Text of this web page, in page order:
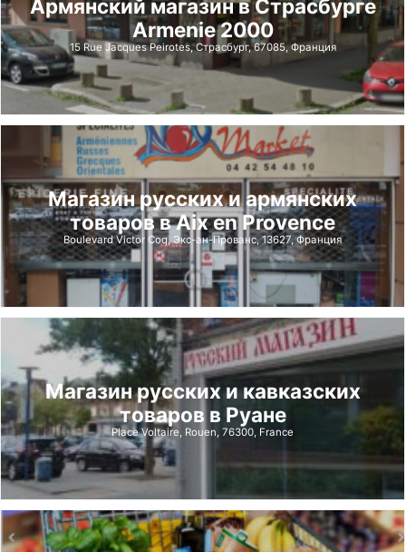
Армянский магазин в Страсбурге
Armenie 2000
15 Rue Jacques Peirotes, Страсбург, 67085, Франция
Магазин русских и армянских
товаров в Aix en Provence
Boulevard Victor Coq, Экс-ан-Прованс, 13627, Франция
Магазин русских и кавказских
товаров в Руане
Place Voltaire, Rouen, 76300, France